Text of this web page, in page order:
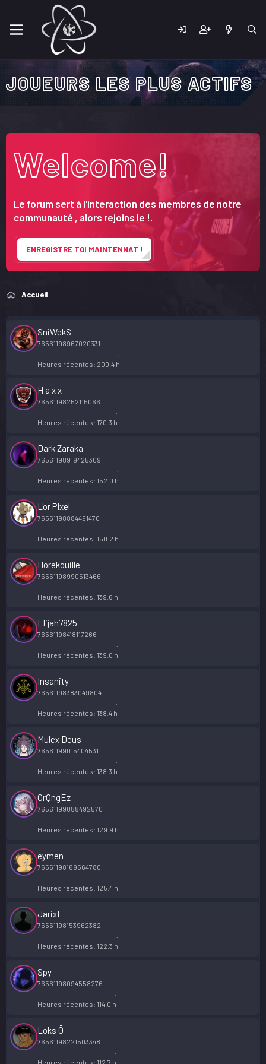
JOUEURS LES PLUS ACTIFS
Welcome!
Le forum sert à l'interaction des membres de notre
communauté , alors rejoins le !.
ENREGISTRE TOI MAINTENNAT !
Accueil
SniWekS
76561198967020331
Heures récentes 200.4 h
H a x x
76561198252115066
Heures récentes 170.3 h
Dark Zaraka
76561198919425309
Heures récentes 152.0 h
L'or PIxel
76561198884491470
Heures récentes 150.2 h
Horekouille
76561198990513466
Heures récentes 139.6 h
Elijah7825
76561198418117266
Heures récentes 139.0 h
Insanity
76561198383049804
Heures récentes 138.4 h
Mulex Deus
76561199015404531
Heures récentes 138.3 h
OrQngEz
76561199088492570
Heures récentes 129.9 h
eymen
76561198169564780
Heures récentes 125.4 h
Jarixt
76561198153962382
Heures récentes 122.3 h
Spy
76561198094558276
Heures récentes 114.0 h
Loks Ō
76561198221503348